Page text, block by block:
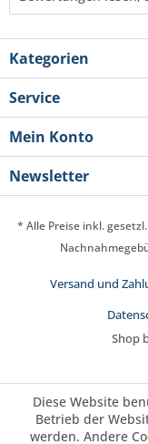
Kategorien
Service
Mein Konto
Newsletter
* Alle Preise inkl.
Versand und
Shop
Diese Website
Betrieb der
werden. Andere